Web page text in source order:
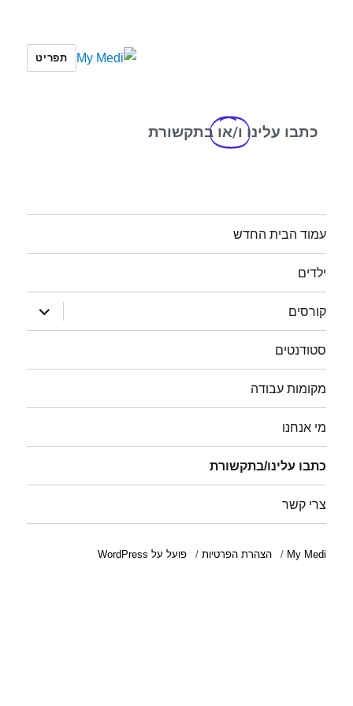
תפריט
כתבו עלינו ו/או בתקשורת
עמוד הבית החדש
ילדים
קורסים
סטודנטים
מקומות עבודה
מי אנחנו
כתבו עלינו/בתקשורת
צרי קשר
My Medi הצהרת הפרטיות פועל על WordPress